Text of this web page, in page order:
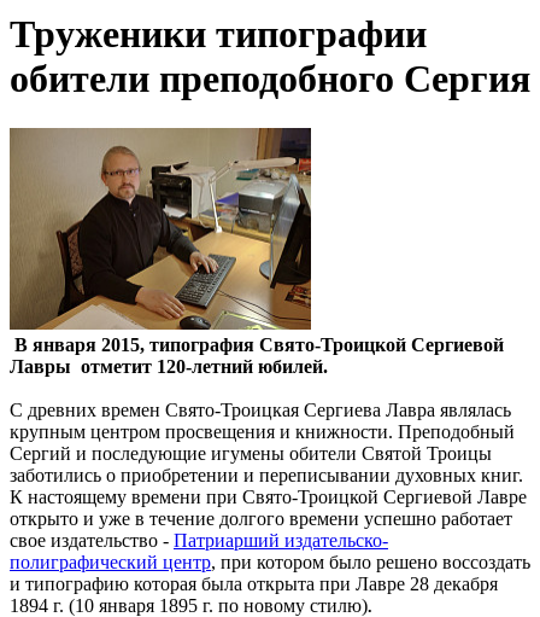
Труженики типографии
обители преподобного Сергия
В января 2015, типография Свято-Троицкой Сергиевой
Лавры отметит 120-летний юбилей.
С древних времен Свято-Троицкая Сергиева Лавра являлась
крупным центром просвещения и книжности. Преподобный
Сергий и последующие игумены обители Святой Троицы
заботились о приобретении и переписывании духовных книг.
К настоящему времени при Свято-Троицкой Сергиевой Лавре
открыто и уже в течение долгого времени успешно работает
свое издательство - Патриарший издательско-
полиграфический центр, при котором было решено воссоздать
и типографию которая была открыта при Лавре 28 декабря
1894 г. (10 января 1895 г. по новому стилю).